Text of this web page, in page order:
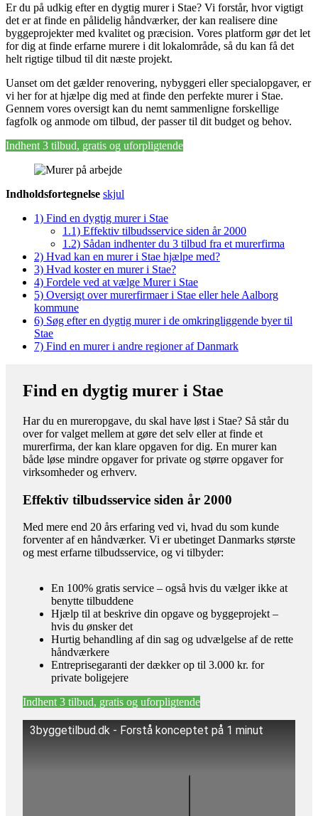
Er du på udkig efter en dygtig murer i Stae? Vi forstår, hvor vigtigt
det er at finde en pålidelig håndværker, der kan realisere dine
byggeprojekter med kvalitet og præcision. Vores platform gør det let
for dig at finde erfarne murere i dit lokalområde, så du kan få det
helt rigtige tilbud til dit næste projekt.
Uanset om det gælder renovering, nybyggeri eller specialopgaver, er
vi her for at hjælpe dig med at finde den perfekte murer i Stae.
Gennem vores oversigt kan du nemt sammenligne forskellige
fagfolk og anmode om tilbud, der passer til dit budget og behov.
Indhent 3 tilbud, gratis og uforpligtende
Indholdsfortegnelse skjul
1) Find en dygtig murer i Stae
1.1) Effektiv tilbudsservice siden år 2000
1.2) Sådan indhenter du 3 tilbud fra et murerfirma
2) Hvad kan en murer i Stae hjælpe med?
3) Hvad koster en murer i Stae?
4) Fordele ved at vælge Murer i Stae
5) Oversigt over murerfirmaer i Stae eller hele Aalborg
kommune
6) Søg efter en dygtig murer i de omkringliggende byer til
Stae
7) Find en murer i andre regioner af Danmark
Find en dygtig murer i Stae
Har du en mureropgave, du skal have løst i Stae? Så står du
over for valget mellem at gøre det selv eller at finde et
murerfirma, der kan klare opgaven for dig. En murer kan
både løse mindre opgaver for private og større opgaver for
virksomheder og erhverv.
Effektiv tilbudsservice siden år 2000
Med mere end 20 års erfaring ved vi, hvad du som kunde
forventer af en håndværker. Vi er ubetinget Danmarks største
og mest erfarne tilbudsservice, og vi tilbyder:
En 100% gratis service – også hvis du vælger ikke at
benytte tilbuddene
Hjælp til at beskrive din opgave og byggeprojekt –
hvis du ønsker det
Hurtig behandling af din sag og udvælgelse af de rette
håndværkere
Entreprisegaranti der dækker op til 3.000 kr. for
private boligejere
Indhent 3 tilbud, gratis og uforpligtende
3byggetilbud.dk - Forstå konceptet på 1 minut